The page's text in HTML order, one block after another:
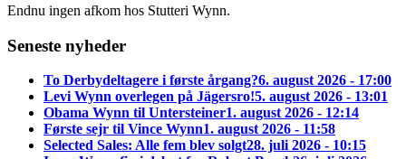
Endnu ingen afkom hos Stutteri Wynn.
Seneste nyheder
To Derbydeltagere i første årgang?6. august 2026 - 17:00
Levi Wynn overlegen på Jägersro!5. august 2026 - 13:01
Obama Wynn til Untersteiner1. august 2026 - 12:14
Første sejr til Vince Wynn1. august 2026 - 11:58
Selected Sales: Alle fem blev solgt28. juli 2026 - 10:15